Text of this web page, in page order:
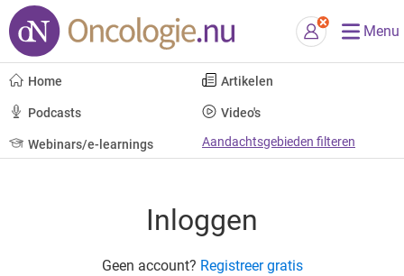
Menu
Home Artikelen
Podcasts Video's
Webinars/e-learnings Aandachtsgebieden filteren
Inloggen
Geen account? Registreer gratis